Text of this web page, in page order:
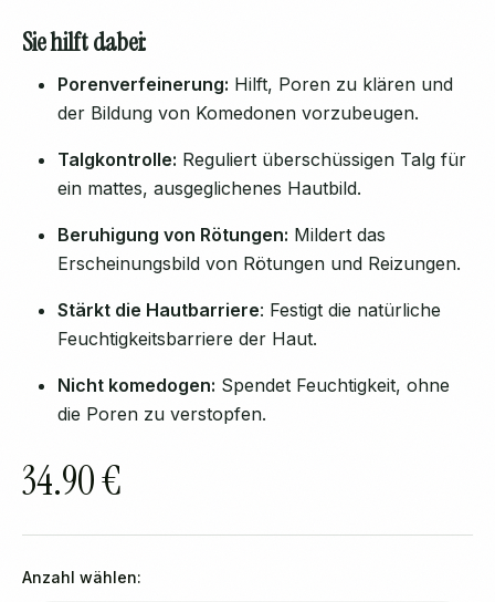
Sie hilft dabei:
Porenverfeinerung: Hilft, Poren zu klären und
der Bildung von Komedonen vorzubeugen.
Talgkontrolle: Reguliert überschüssigen Talg für
ein mattes, ausgeglichenes Hautbild.
Beruhigung von Rötungen: Mildert das
Erscheinungsbild von Rötungen und Reizungen.
Stärkt die Hautbarriere: Festigt die natürliche
Feuchtigkeitsbarriere der Haut.
Nicht komedogen: Spendet Feuchtigkeit, ohne
die Poren zu verstopfen.
34.90 €
Anzahl wählen: